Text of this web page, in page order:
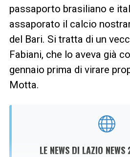
passaporto brasiliano e
assaporato il calcio
del Bari. Si tratta di un
Fabiani, che lo aveva già
gennaio prima di virare
Motta.
LE NEWS DI LAZIO